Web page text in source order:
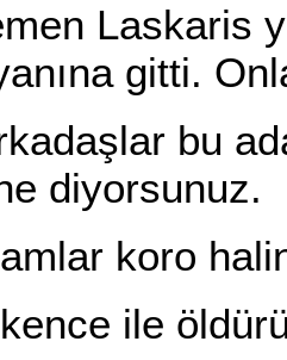
gitti.
bu
diyorsunuz.
koro
ile